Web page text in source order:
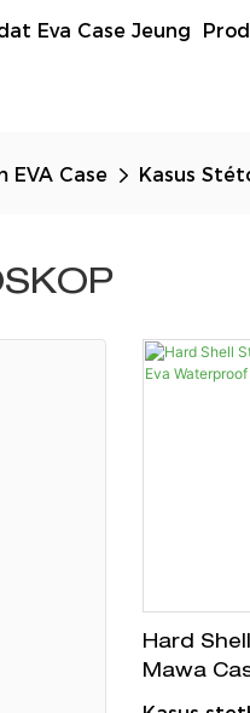
Eva Case Jeung
EVA Case Kasus
Hard
Mawa